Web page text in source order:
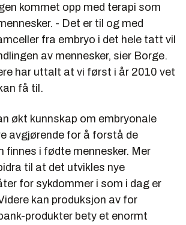
kommet opp med terapi som
- Det er til og med
fra embryo i det hele tatt vil
av mennesker, sier Borge.
har uttalt at vi først i år 2010 vet
få til.
økt kunnskap om embryonale
avgjørende for å forstå de
finnes i fødte mennesker. Mer
til at det utvikles nye
for sykdommer i som i dag er
kan produksjon av for
produkter bety et enormt